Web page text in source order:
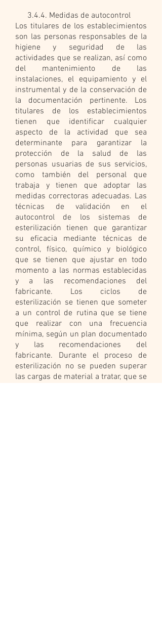
3.4.4. Medidas de autocontrol
Los titulares de los establecimientos
son las personas responsables de la
higiene y seguridad de las
actividades que se realizan, así como
del mantenimiento de las
instalaciones, el equipamiento y el
instrumental y de la conservación de
la documentación pertinente. Los
titulares de los establecimientos
tienen que identificar cualquier
aspecto de la actividad que sea
determinante para garantizar la
protección de la salud de las
personas usuarias de sus servicios,
como también del personal que
trabaja y tienen que adoptar las
medidas correctoras adecuadas. Las
técnicas de validación en el
autocontrol de los sistemas de
esterilización tienen que garantizar
su eficacia mediante técnicas de
control, físico, químico y biológico
que se tienen que ajustar en todo
momento a las normas establecidas
y a las recomendaciones del
fabricante. Los ciclos de
esterilización se tienen que someter
a un control de rutina que se tiene
que realizar con una frecuencia
mínima, según un plan documentado
y las recomendaciones del
fabricante. Durante el proceso de
esterilización no se pueden superar
las cargas de material a tratar, que se